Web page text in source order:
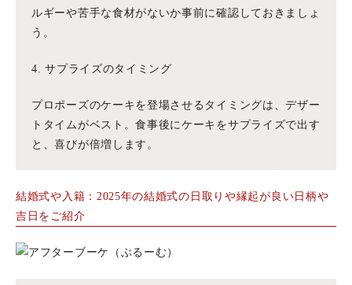
ルギーや苦手な食材がないか事前に確認しておきましょ
う。
4. サプライズのタイミング
プロポーズのケーキを登場させるタイミングは、デザー
トタイムがベスト。食事後にケーキをサプライズで出す
と、喜びが倍増します。
結婚式や入籍：2025年の結婚式の日取りや縁起が良い日柄や
吉日をご紹介